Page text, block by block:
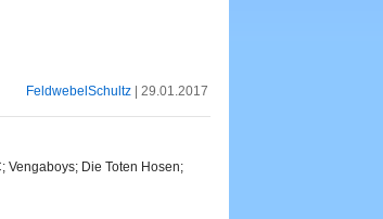
FeldwebelSchultz | 29.01.2017
Vengaboys; Die Toten Hosen;